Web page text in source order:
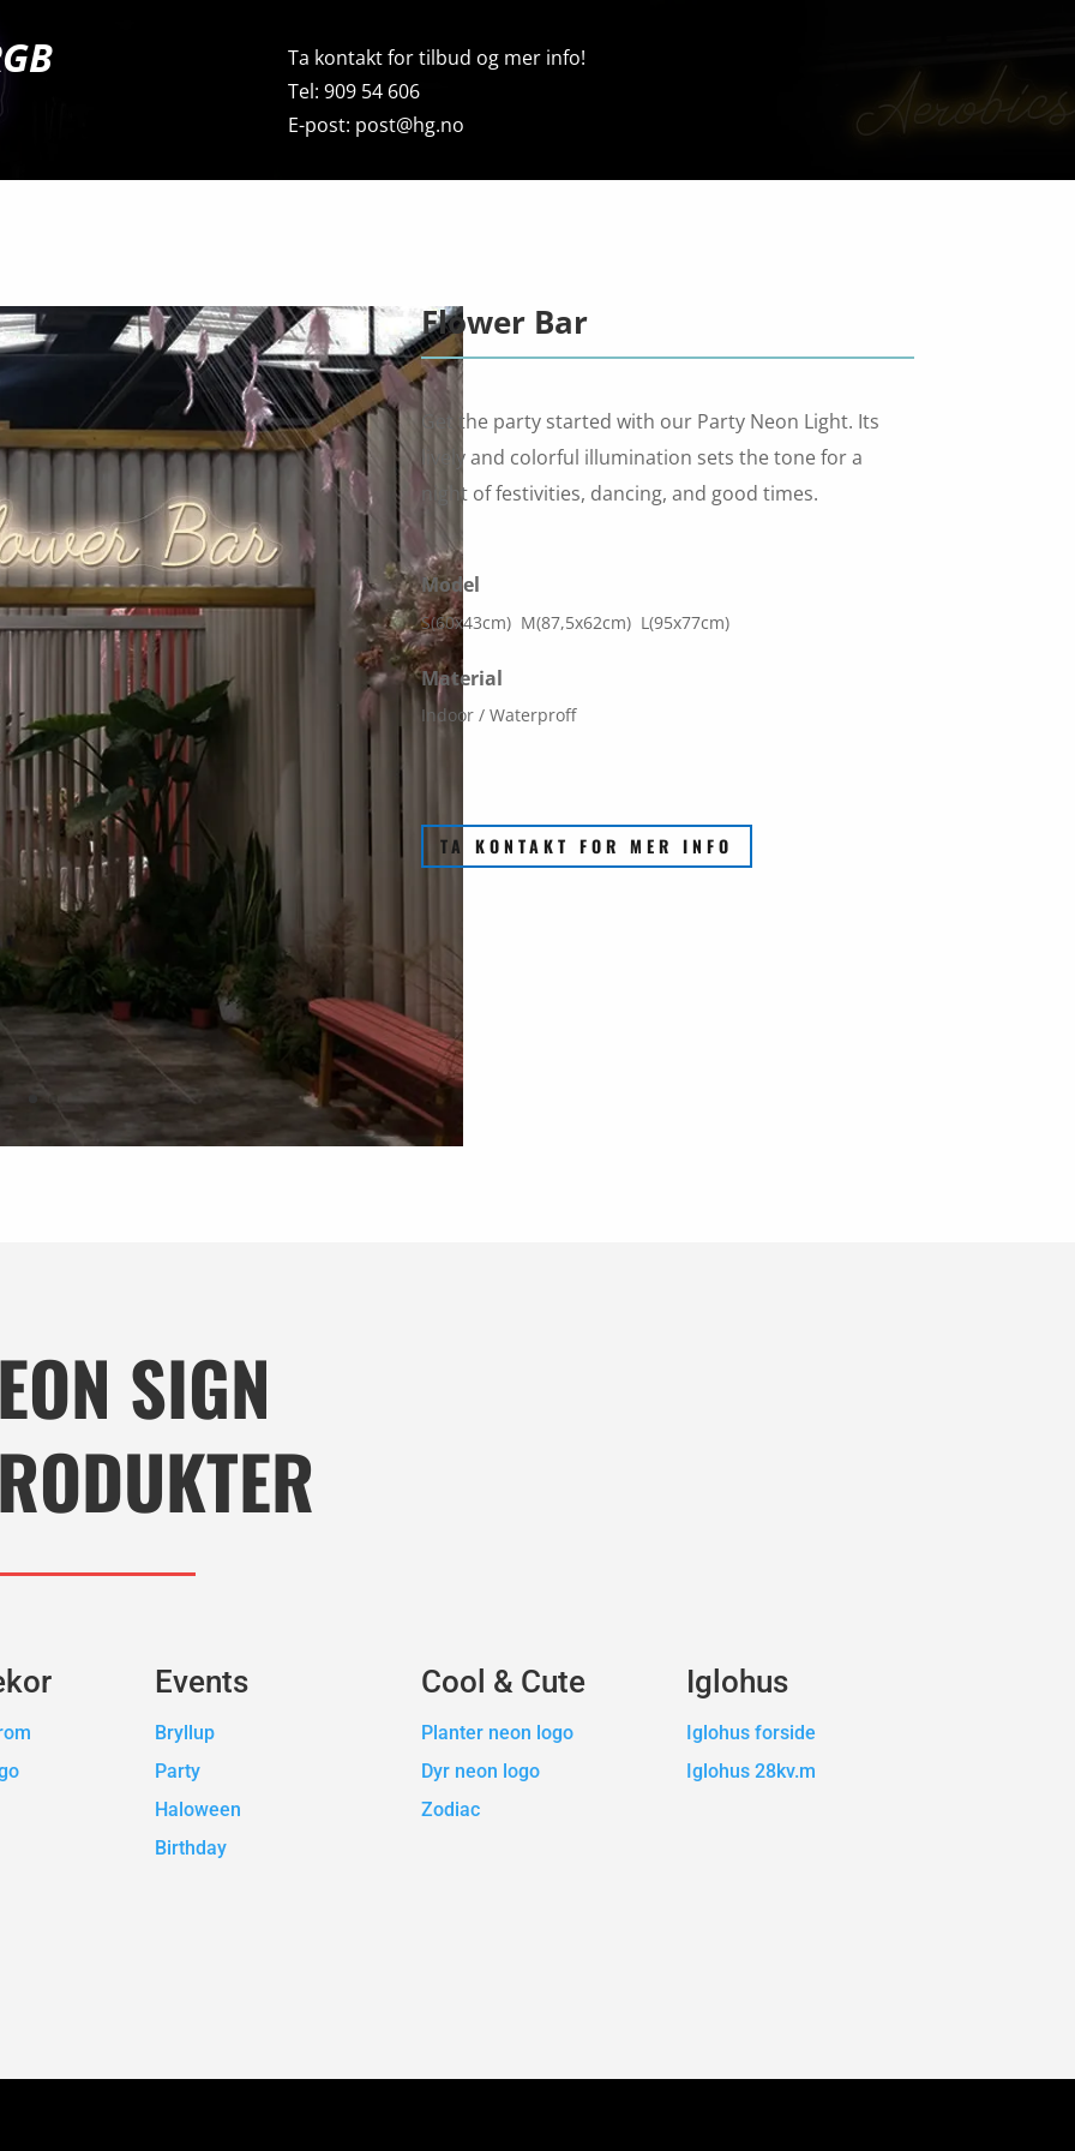
Ta kontakt for tilbud og mer info!
Tel: 909 54 606
E-post: post@hg.no
Flower Bar
Get the party started with our Party Neon Light. Its
lively and colorful illumination sets the tone for a
night of festivities, dancing, and good times.
Model
S(60x43cm) M(87,5x62cm) L(95x77cm)
Material
Indoor / Waterproff
TA KONTAKT FOR MER INFO
SIGN
Events
Bryllup
Party
Haloween
Birthday
Cool & Cute
Planter neon logo
Dyr neon logo
Zodiac
Iglohus
Iglohus forside
Iglohus 28kv.m